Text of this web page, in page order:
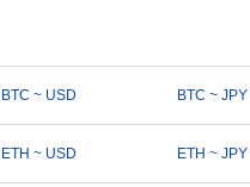
BTC ~ USD BTC ~ JPY
ETH ~ USD ETH ~ JPY